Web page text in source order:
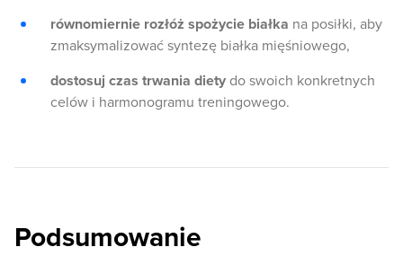
równomiernie rozłóż spożycie białka na posiłki, aby
zmaksymalizować syntezę białka mięśniowego,
dostosuj czas trwania diety do swoich konkretnych
celów i harmonogramu treningowego.
Podsumowanie